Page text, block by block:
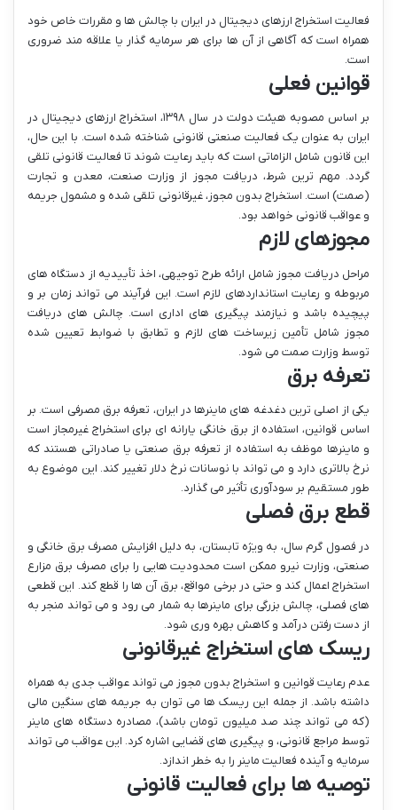
فعالیت استخراج ارزهای دیجیتال در ایران با چالش ها و مقررات خاص خود
همراه است که آگاهی از آن ها برای هر سرمایه گذار یا علاقه مند ضروری
است.
قوانین فعلی
بر اساس مصوبه هیئت دولت در سال ۱۳۹۸، استخراج ارزهای دیجیتال در
ایران به عنوان یک فعالیت صنعتی قانونی شناخته شده است. با این حال،
این قانون شامل الزاماتی است که باید رعایت شوند تا فعالیت قانونی تلقی
گردد. مهم ترین شرط، دریافت مجوز از وزارت صنعت، معدن و تجارت
(صمت) است. استخراج بدون مجوز، غیرقانونی تلقی شده و مشمول جریمه
و عواقب قانونی خواهد بود.
مجوزهای لازم
مراحل دریافت مجوز شامل ارائه طرح توجیهی، اخذ تأییدیه از دستگاه های
مربوطه و رعایت استانداردهای لازم است. این فرآیند می تواند زمان بر و
پیچیده باشد و نیازمند پیگیری های اداری است. چالش های دریافت
مجوز شامل تأمین زیرساخت های لازم و تطابق با ضوابط تعیین شده
توسط وزارت صمت می شود.
تعرفه برق
یکی از اصلی ترین دغدغه های ماینرها در ایران، تعرفه برق مصرفی است. بر
اساس قوانین، استفاده از برق خانگی یارانه ای برای استخراج غیرمجاز است
و ماینرها موظف به استفاده از تعرفه برق صنعتی یا صادراتی هستند که
نرخ بالاتری دارد و می تواند با نوسانات نرخ دلار تغییر کند. این موضوع به
طور مستقیم بر سودآوری تأثیر می گذارد.
قطع برق فصلی
در فصول گرم سال، به ویژه تابستان، به دلیل افزایش مصرف برق خانگی و
صنعتی، وزارت نیرو ممکن است محدودیت هایی را برای مصرف برق مزارع
استخراج اعمال کند و حتی در برخی مواقع، برق آن ها را قطع کند. این قطعی
های فصلی، چالش بزرگی برای ماینرها به شمار می رود و می تواند منجر به
از دست رفتن درآمد و کاهش بهره وری شود.
ریسک های استخراج غیرقانونی
عدم رعایت قوانین و استخراج بدون مجوز می تواند عواقب جدی به همراه
داشته باشد. از جمله این ریسک ها می توان به جریمه های سنگین مالی
(که می تواند چند صد میلیون تومان باشد)، مصادره دستگاه های ماینر
توسط مراجع قانونی، و پیگیری های قضایی اشاره کرد. این عواقب می تواند
سرمایه و آینده فعالیت ماینر را به خطر اندازد.
توصیه ها برای فعالیت قانونی